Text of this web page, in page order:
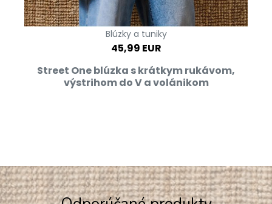
Blúzky a tuniky
45,99 EUR
Street One blúzka s krátkym rukávom,
výstrihom do V a volánikom